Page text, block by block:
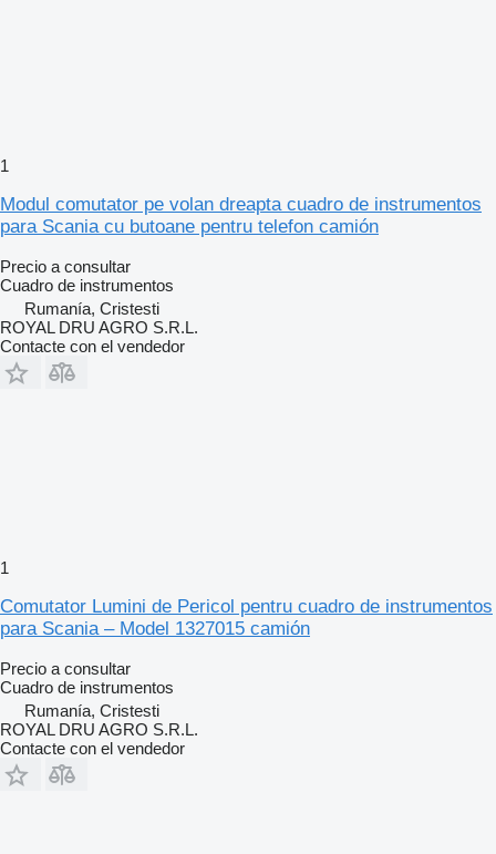
1
Modul comutator pe volan dreapta cuadro de instrumentos
para Scania cu butoane pentru telefon camión
Precio a consultar
Cuadro de instrumentos
Rumanía, Cristesti
ROYAL DRU AGRO S.R.L.
Contacte con el vendedor
1
Comutator Lumini de Pericol pentru cuadro de instrumentos
para Scania – Model 1327015 camión
Precio a consultar
Cuadro de instrumentos
Rumanía, Cristesti
ROYAL DRU AGRO S.R.L.
Contacte con el vendedor